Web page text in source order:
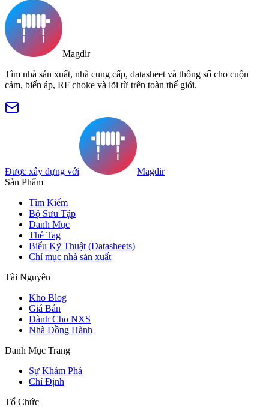
Magdir
Tìm nhà sản xuất, nhà cung cấp, datasheet và thông số cho cuộn
cảm, biến áp, RF choke và lõi từ trên toàn thế giới.
Được xây dựng với
Magdir
Sản Phẩm
Tìm Kiếm
Bộ Sưu Tập
Danh Mục
Thẻ Tag
Biểu Kỹ Thuật (Datasheets)
Chỉ mục nhà sản xuất
Tài Nguyên
Kho Blog
Giá Bán
Dành Cho NXS
Nhà Đồng Hành
Danh Mục Trang
Sự Khám Phá
Chỉ Định
Tổ Chức